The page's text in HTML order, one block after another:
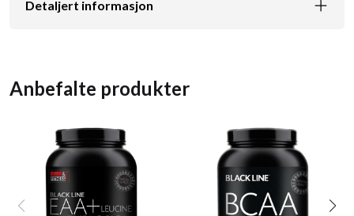
Detaljert informasjon
Anbefalte produkter